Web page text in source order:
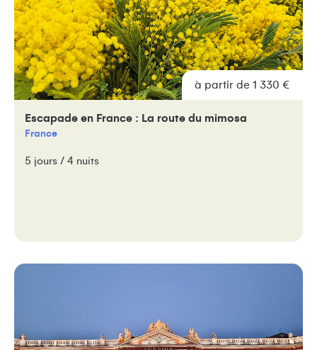
à partir de 1 330 €
Escapade en France : La route du mimosa
France
5 jours / 4 nuits